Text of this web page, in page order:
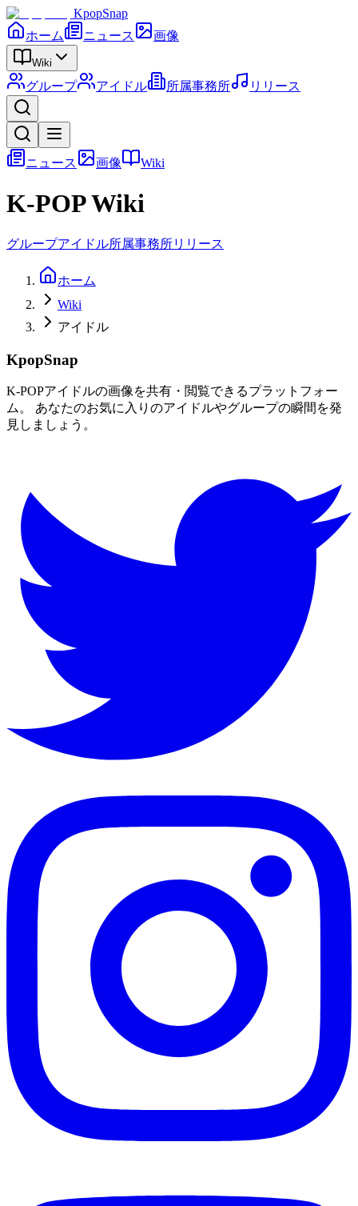
KpopSnap
ホーム
ニュース 画像
Wiki
グループ アイドル 所属事務所 リリース
ニュース 画像 Wiki
K-POP Wiki
グループアイドル所属事務所リリース
ホーム
Wiki
アイドル
KpopSnap
K-POPアイドルの画像を共有・閲覧できるプラットフォー
ム。 あなたのお気に入りのアイドルやグループの瞬間を発
見しましょう。